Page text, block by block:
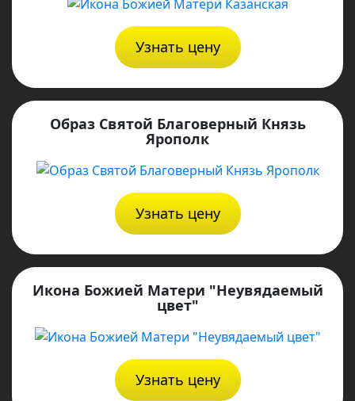
Узнать цену
Образ Святой Благоверный Князь
Ярополк
Узнать цену
Икона Божией Матери "Неувядаемый
цвет"
Узнать цену